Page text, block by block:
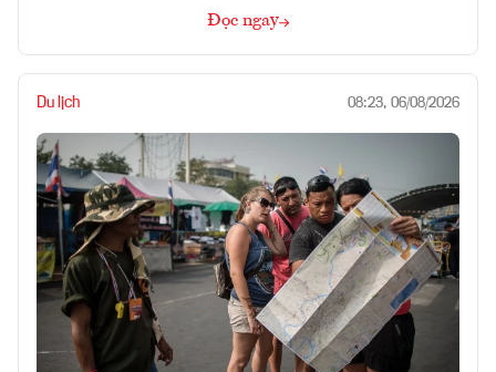
Đọc ngay
Du lịch 08:23, 06/08/2026